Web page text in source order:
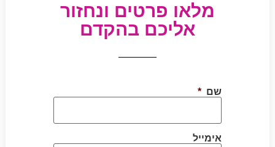
מלאו פרטים ונחזור
אליכם בהקדם
שם *
אימייל